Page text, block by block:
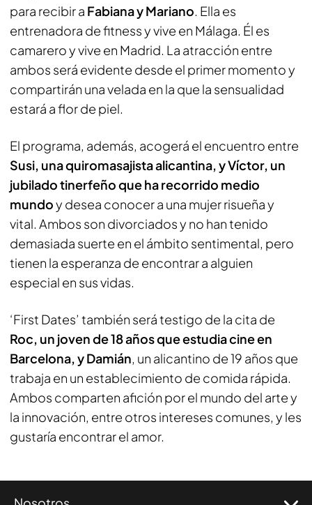
para recibir a Fabiana y Mariano. Ella es
entrenadora de fitness y vive en Málaga. Él es
camarero y vive en Madrid. La atracción entre
ambos será evidente desde el primer momento y
compartirán una velada en la que la sensualidad
estará a flor de piel.
El programa, además, acogerá el encuentro entre
Susi, una quiromasajista alicantina, y Víctor, un
jubilado tinerfeño que ha recorrido medio
mundoy desea conocer a una mujer risueña y
vital. Ambos son divorciados y no han tenido
demasiada suerte en el ámbito sentimental, pero
tienen la esperanza de encontrar a alguien
especial en sus vidas.
‘First Dates’ también será testigo de la cita de
Roc, un joven de 18 años que estudia cine en
Barcelona, y Damián, un alicantino de 19 años que
trabaja en un establecimiento de comida rápida.
Ambos comparten afición por el mundo del arte y
la innovación, entre otros intereses comunes, y les
gustaría encontrar el amor.